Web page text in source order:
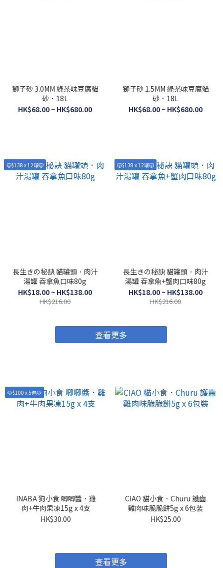
獅子砂 3.0MM 綠茶味豆腐貓
砂．18L
HK$68.00 ~ HK$680.00
獅子砂 1.5MM 綠茶味豆腐貓
砂．18L
HK$68.00 ~ HK$680.00
🐱$138 x 12罐🐱
長生きの秘訣 貓罐頭．肉汁
湯罐 吞拿魚口味80g
HK$18.00 ~ HK$138.00
HK$216.00
🐱$138 x 12罐🐱
長生きの秘訣 貓罐頭．肉汁
湯罐 吞拿魚+蟹肉口味80g
HK$18.00 ~ HK$138.00
HK$216.00
查看更多
🐶$100 x 5包🐶
INABA 狗小食 唧唧醬．雞
肉+牛肉果凍15g x 4支
HK$30.00
CIAO 貓小食．Churu 護齒
雞肉味脆脆餅5g x 6包裝
HK$25.00
查看更多